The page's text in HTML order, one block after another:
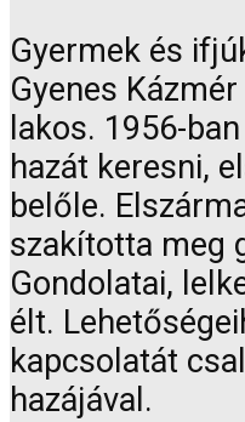
Gyermek és
Gyenes
lakos. 1956-
hazát keresni,
belőle.
szakította meg
Gondolatai,
élt.
kapcsolatát
hazájával.